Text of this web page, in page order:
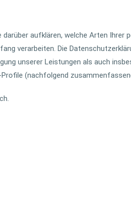
aufklären, welche Arten Ihrer
verarbeiten. Die
unserer Leistungen als auch
(nachfolgend